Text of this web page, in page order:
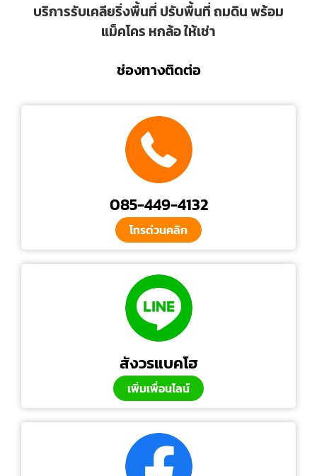
บริการรับเคลียริ่งพื้นที่ ปรับพื้นที่ ถมดิน พร้อม
แม็คโคร หกล้อ ให้เช่า
ช่องทางติดต่อ
085-449-4132
โทรด่วนคลิก
สังวรแบคโฮ
เพิ่มเพื่อนไลน์